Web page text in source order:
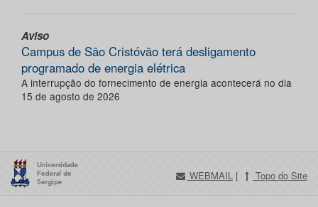
Aviso
Campus de São Cristóvão terá desligamento
programado de energia elétrica
A interrupção do fornecimento de energia acontecerá no dia
15 de agosto de 2026
WEBMAIL | Topo do Site